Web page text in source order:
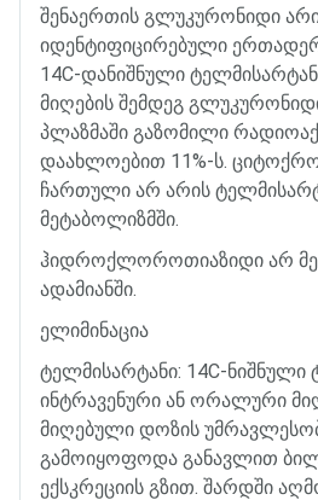
შენაერთის გლუკურონიდი
იდენტიფიცირებული
14C-დანიშნული
მიღების შემდეგ
პლაზმაში გაზომილი
დაახლოებით 11%-ს.
ჩართული არ არის
მეტაბოლიზმში.
ჰიდროქლოროთიაზიდი არ
ადამიანში.
ელიმინაცია
ტელმისარტანი: 14C-ნიშნული
ინტრავენური ან ორალური
მიღებული დოზის
გამოიყოფოდა განავლით
ექსკრეციის გზით. შარდში